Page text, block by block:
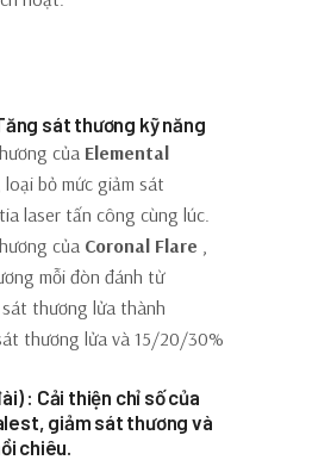
sát thương kỹ năng
của Elemental
, loại bỏ mức giảm sát
laser tấn công cùng lúc.
của Coronal Flare
mỗi đòn đánh từ
thương lửa thành
thương lửa và 15/20/30%
: Cải thiện chỉ số của
giảm sát thương và
chiêu.